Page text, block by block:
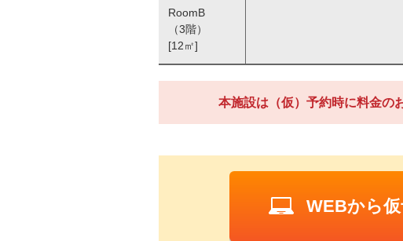
RoomB
（3階）
[12㎡]
本施設は（仮）予約時に料金の
WEBから